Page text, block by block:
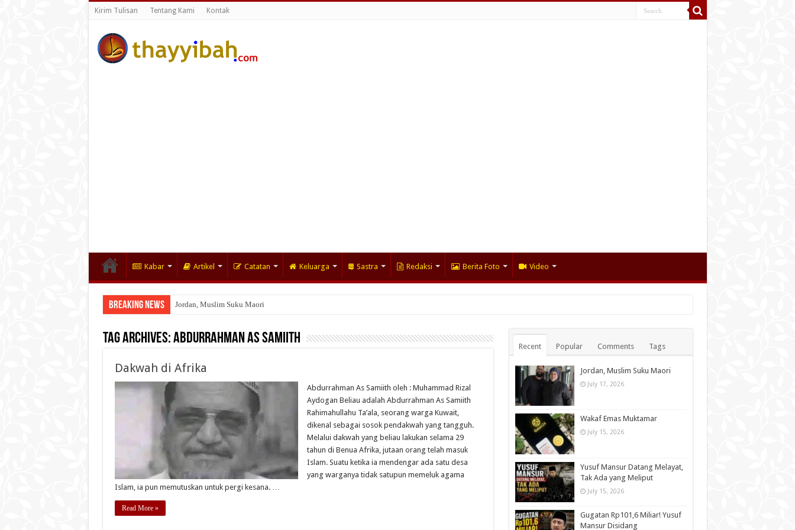
Kirim Tulisan Tentang Kami Kontak
Kabar Artikel Catatan Keluarga Sastra Redaksi Berita Foto Video
Breaking News Jordan, Muslim Suku Maori
Tag Archives:Abdurrahman As Samiith
Dakwah di Afrika
Abdurrahman As Samiith oleh : Muhammad Rizal
Aydogan Beliau adalah Abdurrahman As Samiith
Rahimahullahu Ta’ala, seorang warga Kuwait,
dikenal sebagai sosok pendakwah yang tangguh.
Melalui dakwah yang beliau lakukan selama 29
tahun di Benua Afrika, jutaan orang telah masuk
Islam. Suatu ketika ia mendengar ada satu desa
yang warganya tidak satupun memeluk agama
Islam, ia pun memutuskan untuk pergi kesana. …
Read More »
Recent Popular Comments Tags
Jordan, Muslim Suku Maori
July 17, 2026
Wakaf Emas Muktamar
July 15, 2026
Yusuf Mansur Datang Melayat,
Tak Ada yang Meliput
July 15, 2026
Gugatan Rp101,6 Miliar! Yusuf
Mansur Disidang